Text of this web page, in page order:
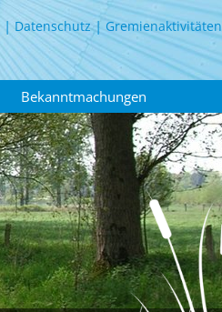
Datenschutz Gremienaktivitäten
Bekanntmachungen